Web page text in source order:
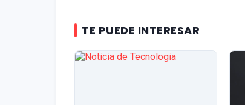
TE PUEDE INTERESAR